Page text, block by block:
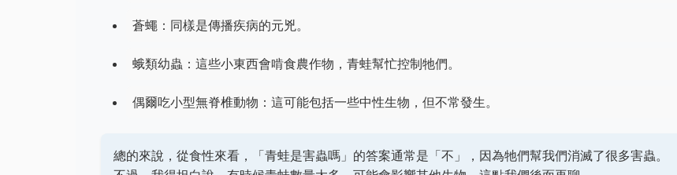
蒼蠅：同樣是傳播疾病的元兇。
蛾類幼蟲：這些小東西會啃食農作物，青蛙幫忙控制牠們。
偶爾吃小型無脊椎動物：這可能包括一些中性生物，但不常發生。
總的來說，從食性來看，「青蛙是害蟲嗎」的答案通常是「不」，因為牠們幫我們消滅了很多害蟲。